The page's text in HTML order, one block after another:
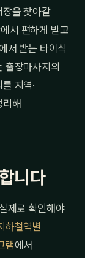
장을 찾아갈
서 편하게 받고
서 받는 타이식
출장마사지의
지역·
해
니다
제로 확인해야
하철역별
램에서